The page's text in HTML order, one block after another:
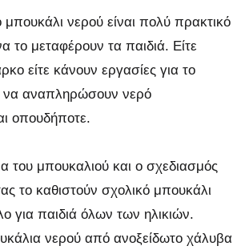
μπουκάλι νερού είναι πολύ πρακτικό
το μεταφέρουν τα παιδιά. Είτε
είτε κάνουν εργασίες για το
να αναπληρώσουν νερό
οπουδήποτε.
του μπουκαλιού και ο σχεδιασμός
το καθιστούν σχολικό μπουκάλι
για παιδιά όλων των ηλικιών.
νερού από ανοξείδωτο χάλυβα